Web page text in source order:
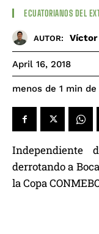
ECUATORIANOS DEL
AUTOR: Víctor
April 16, 2018
menos de 1 min
Independiente
derrotando a
la Copa